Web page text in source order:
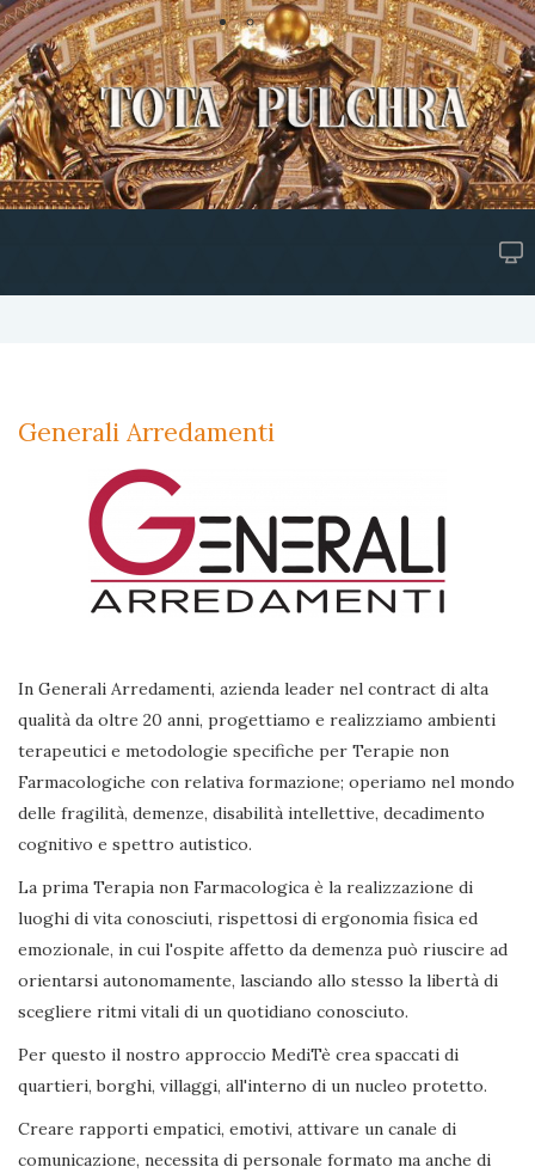
Generali Arredamenti
In Generali Arredamenti, azienda leader nel contract di alta
qualità da oltre 20 anni, progettiamo e realizziamo ambienti
terapeutici e metodologie specifiche per Terapie non
Farmacologiche con relativa formazione; operiamo nel mondo
delle fragilità, demenze, disabilità intellettive, decadimento
cognitivo e spettro autistico.
La prima Terapia non Farmacologica è la realizzazione di
luoghi di vita conosciuti, rispettosi di ergonomia fisica ed
emozionale, in cui l'ospite affetto da demenza può riuscire ad
orientarsi autonomamente, lasciando allo stesso la libertà di
scegliere ritmi vitali di un quotidiano conosciuto.
Per questo il nostro approccio MediTè crea spaccati di
quartieri, borghi, villaggi, all'interno di un nucleo protetto.
Creare rapporti empatici, emotivi, attivare un canale di
comunicazione, necessita di personale formato ma anche di